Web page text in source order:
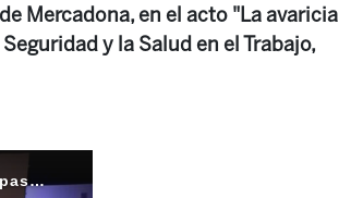
Mercadona, en el acto "La avaricia
y la Salud en el Trabajo,